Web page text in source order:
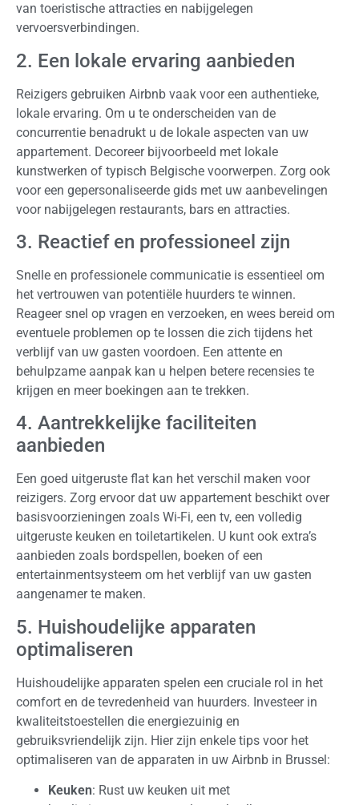
van toeristische attracties en nabijgelegen
vervoersverbindingen.
2. Een lokale ervaring aanbieden
Reizigers gebruiken Airbnb vaak voor een authentieke,
lokale ervaring. Om u te onderscheiden van de
concurrentie benadrukt u de lokale aspecten van uw
appartement. Decoreer bijvoorbeeld met lokale
kunstwerken of typisch Belgische voorwerpen. Zorg ook
voor een gepersonaliseerde gids met uw aanbevelingen
voor nabijgelegen restaurants, bars en attracties.
3. Reactief en professioneel zijn
Snelle en professionele communicatie is essentieel om
het vertrouwen van potentiële huurders te winnen.
Reageer snel op vragen en verzoeken, en wees bereid om
eventuele problemen op te lossen die zich tijdens het
verblijf van uw gasten voordoen. Een attente en
behulpzame aanpak kan u helpen betere recensies te
krijgen en meer boekingen aan te trekken.
4. Aantrekkelijke faciliteiten
aanbieden
Een goed uitgeruste flat kan het verschil maken voor
reizigers. Zorg ervoor dat uw appartement beschikt over
basisvoorzieningen zoals Wi-Fi, een tv, een volledig
uitgeruste keuken en toiletartikelen. U kunt ook extra’s
aanbieden zoals bordspellen, boeken of een
entertainmentsysteem om het verblijf van uw gasten
aangenamer te maken.
5. Huishoudelijke apparaten
optimaliseren
Huishoudelijke apparaten spelen een cruciale rol in het
comfort en de tevredenheid van huurders. Investeer in
kwaliteitstoestellen die energiezuinig en
gebruiksvriendelijk zijn. Hier zijn enkele tips voor het
optimaliseren van de apparaten in uw Airbnb in Brussel:
Keuken: Rust uw keuken uit met